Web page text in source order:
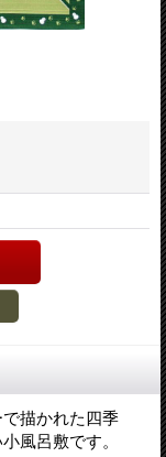
描かれた四季
風呂敷です。